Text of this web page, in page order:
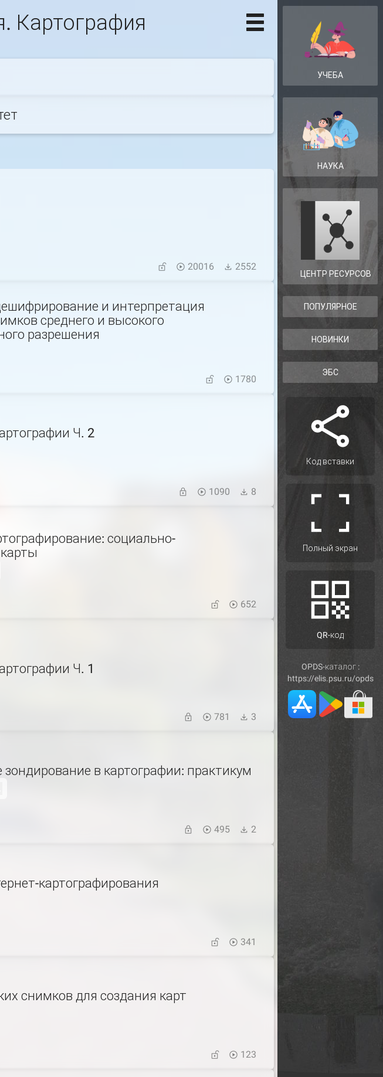
Картография
20016 2552
и интерпретация
среднего и высокого
разрешения
1780
Ч. 2
1090 8
социально-
652
Ч. 1
781 3
в картографии: практикум
495 2
картографирования
341
снимков для создания карт
123
УЧЕБА
НАУКА
ЦЕНТР РЕСУРСОВ
ПОПУЛЯРНОЕ
НОВИНКИ
ЭБС
Код вставки
Полный экран
QR-код
OPDS-каталог :
https://elis.psu.ru/opds